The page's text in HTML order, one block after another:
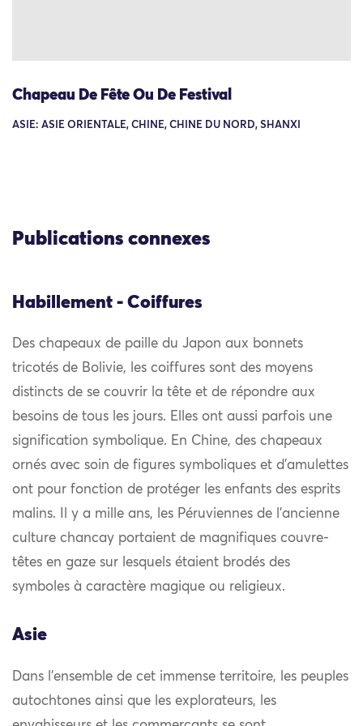
Chapeau De Fête Ou De Festival
ASIE: ASIE ORIENTALE, CHINE, CHINE DU NORD, SHANXI
Publications connexes
Habillement - Coiffures
Des chapeaux de paille du Japon aux bonnets
tricotés de Bolivie, les coiffures sont des moyens
distincts de se couvrir la tête et de répondre aux
besoins de tous les jours. Elles ont aussi parfois une
signification symbolique. En Chine, des chapeaux
ornés avec soin de figures symboliques et d’amulettes
ont pour fonction de protéger les enfants des esprits
malins. Il y a mille ans, les Péruviennes de l’ancienne
culture chancay portaient de magnifiques couvre-
têtes en gaze sur lesquels étaient brodés des
symboles à caractère magique ou religieux.
Asie
Dans l’ensemble de cet immense territoire, les peuples
autochtones ainsi que les explorateurs, les